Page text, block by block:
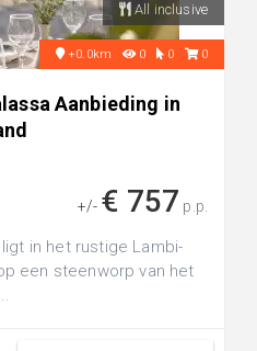
All inclusive
+0.0km 0 0 0
Aanbieding in
+/- € 757 p.p.
in het rustige Lambi-
een steenworp van het